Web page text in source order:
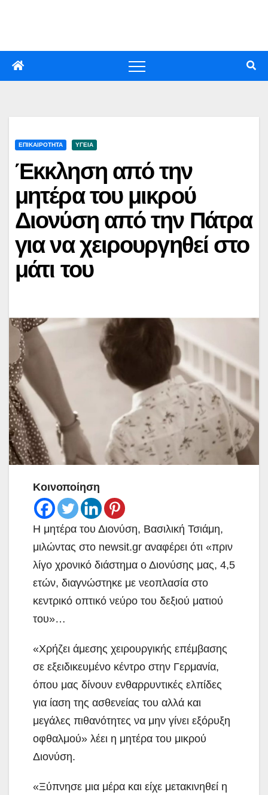
ΕΠΙΚΑΙΡΟΤΗΤΑ ΥΓΕΙΑ
Έκκληση από την
μητέρα του μικρού
Διονύση από την Πάτρα
για να χειρουργηθεί στο
μάτι του
Κοινοποίηση
Η μητέρα του Διονύση, Βασιλική Τσιάμη,
μιλώντας στο newsit.gr αναφέρει ότι «πριν
λίγο χρονικό διάστημα ο Διονύσης μας, 4,5
ετών, διαγνώστηκε με νεοπλασία στο
κεντρικό οπτικό νεύρο του δεξιού ματιού
του»…
«Χρήζει άμεσης χειρουργικής επέμβασης
σε εξειδικευμένο κέντρο στην Γερμανία,
όπου μας δίνουν ενθαρρυντικές ελπίδες
για ίαση της ασθενείας του αλλά και
μεγάλες πιθανότητες να μην γίνει εξόρυξη
οφθαλμού» λέει η μητέρα του μικρού
Διονύση.
«Ξύπνησε μια μέρα και είχε μετακινηθεί η